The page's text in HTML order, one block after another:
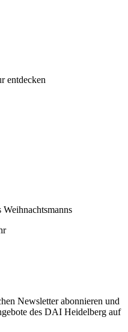
entdecken
Newsletter abonnieren und
des DAI Heidelberg auf